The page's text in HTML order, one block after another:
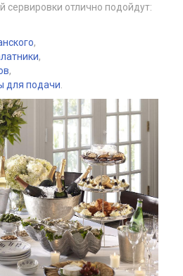
сервировки отлично подойдут:
,
,
,
для подачи